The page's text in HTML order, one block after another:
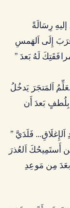
رِسَالَةً
” الَّسيِّدُ أحمدُ فِي اَلدَاخِلِ يَنتَظِرُكَ, يَرغَبُ بَمرافَقَتِكَ لَهُ بَعدَ
اَلمَتجَرَ يَدخُلُ
بَعدَ أَن
” سَأَذهَبُ إلَيكَ لَألتَقِيكَ فِي شُقَّتِكَ بَعدَ مَوعِدِ اَلإِغلَاقِ… فَلَدَيَّ
أَستَمِيحُكَ اَلعُذرَ
مِن مَوعِدِ